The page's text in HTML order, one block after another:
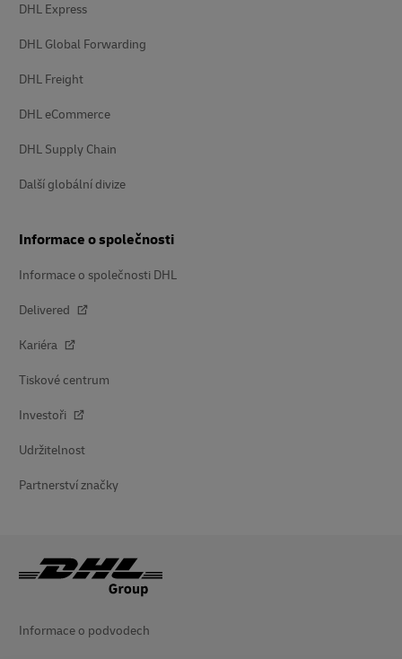
DHL Express
DHL Global Forwarding
DHL Freight
DHL eCommerce
DHL Supply Chain
Další globální divize
Informace o společnosti
Informace o společnosti DHL
Delivered
Kariéra
Tiskové centrum
Investoři
Udržitelnost
Partnerství značky
Informace o podvodech